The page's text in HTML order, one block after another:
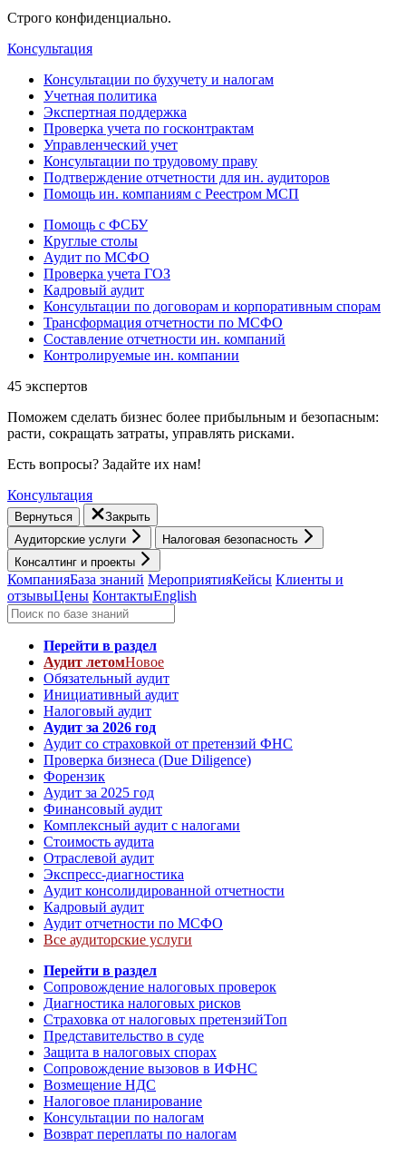
Строго конфиденциально.
Консультация
Консультации по бухучету и налогам
Учетная политика
Экспертная поддержка
Проверка учета по госконтрактам
Управленческий учет
Консультации по трудовому праву
Подтверждение отчетности для ин. аудиторов
Помощь ин. компаниям с Реестром МСП
Помощь с ФСБУ
Круглые столы
Аудит по МСФО
Проверка учета ГОЗ
Кадровый аудит
Консультации по договорам и корпоративным спорам
Трансформация отчетности по МСФО
Составление отчетности ин. компаний
Контролируемые ин. компании
45 экспертов
Поможем сделать бизнес более прибыльным и безопасным:
расти, cокращать затраты, управлять рисками.
Есть вопросы? Задайте их нам!
Консультация
Вернуться
Закрыть
Аудиторские услуги
Налоговая безопасность
Консалтинг и проекты
КомпанияБаза знаний МероприятияКейсы Клиенты и
отзывыЦены КонтактыEnglish
Перейти в раздел
Аудит летомНовое
Обязательный аудит
Инициативный аудит
Налоговый аудит
Аудит за 2026 год
Аудит со страховкой от претензий ФНС
Проверка бизнеса (Due Diligence)
Форензик
Аудит за 2025 год
Финансовый аудит
Комплексный аудит с налогами
Стоимость аудита
Отраслевой аудит
Экспресс-диагностика
Аудит консолидированной отчетности
Кадровый аудит
Аудит отчетности по МСФО
Все аудиторские услуги
Перейти в раздел
Сопровождение налоговых проверок
Диагностика налоговых рисков
Страховка от налоговых претензийТоп
Представительство в суде
Защита в налоговых спорах
Сопровождение вызовов в ИФНС
Возмещение НДС
Налоговое планирование
Консультации по налогам
Возврат переплаты по налогам